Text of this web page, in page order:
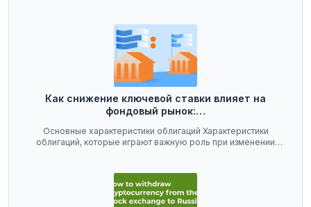
Как снижение ключевой ставки влияет на
фондовый рынок:…
Основные характеристики облигаций Характеристики
облигаций, которые играют важную роль при изменении